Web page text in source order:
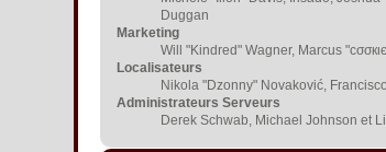
Duggan
Marketing
Will "Kindred" Wagner, Marcus
Localisateurs
Nikola "Dzonny" Novaković,
Administrateurs Serveurs
Derek Schwab, Michael Johnson et